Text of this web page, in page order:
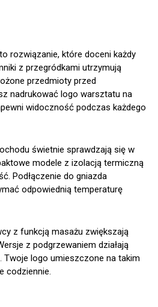
rozwiązanie, które doceni każdy
z przegródkami utrzymują
przedmioty przed
nadrukować logo warsztatu na
widoczność podczas każdego
świetnie sprawdzają się w
modele z izolacją termiczną
Podłączenie do gniazda
odpowiednią temperaturę
z funkcją masażu zwiększają
z podgrzewaniem działają
Twoje logo umieszczone na takim
codziennie.